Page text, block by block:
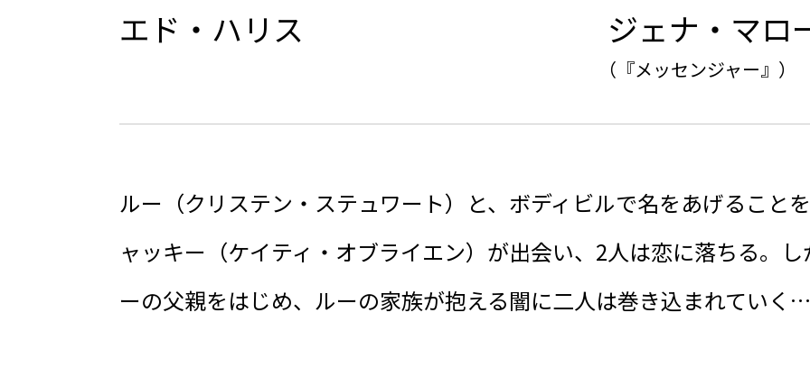
エド・ハリス ジェナ・マロ
（『メッセンジャー』）
ルー（クリステン・ステュワート）と、ボディビルで名をあげること
ャッキー（ケイティ・オブライエン）が出会い、2人は恋に落ちる。
ーの父親をはじめ、ルーの家族が抱える闇に二人は巻き込まれていく